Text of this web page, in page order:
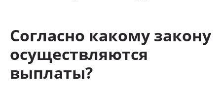
Согласно какому закону
осуществляются
выплаты?